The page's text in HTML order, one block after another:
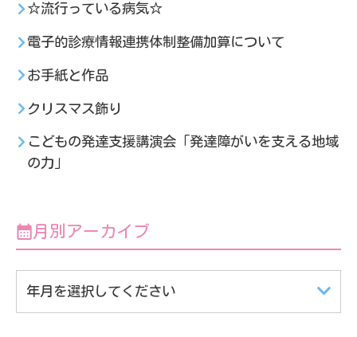
☆流行っている病気☆
電子的診療情報連携体制整備加算について
お手紙と作品
クリスマス飾り
こどもの発達支援講演会「発達障がいを支える地域
の力」
月別アーカイブ
年月を選択してください